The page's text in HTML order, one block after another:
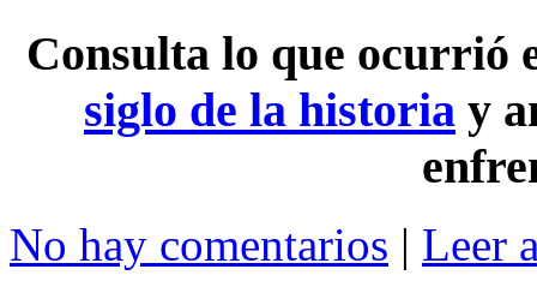
Consulta lo que ocurrió
siglo de la historia y
No hay comentarios | Leer